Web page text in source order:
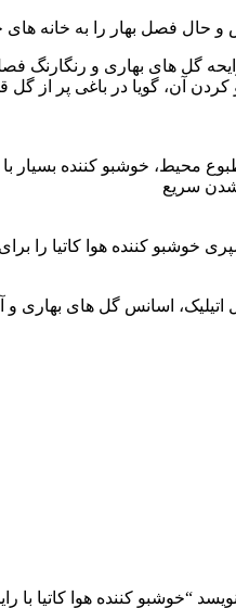
حال فصل بهار را به خانه های
گل های بهاری و رنگارنگ
کردن آن، گویا در باغی پر از
محیط، خوشبو کننده
سریع
خوشبو کننده هوا کاتیا
اتیلیک، اسانس گل های بهاری و
“خوشبو کننده هوا کاتیا با